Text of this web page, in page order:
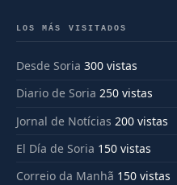
LOS MÁS VISITADOS
Desde Soria 300 vistas
Diario de Soria 250 vistas
Jornal de Notícias 200 vistas
El Día de Soria 150 vistas
Correio da Manhã 150 vistas